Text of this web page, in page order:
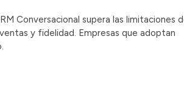
Conversacional supera las limitaciones
y fidelidad. Empresas que adoptan